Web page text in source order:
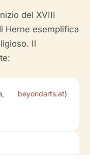
del XVIII
Herne esemplifica
Il
beyondarts.at)